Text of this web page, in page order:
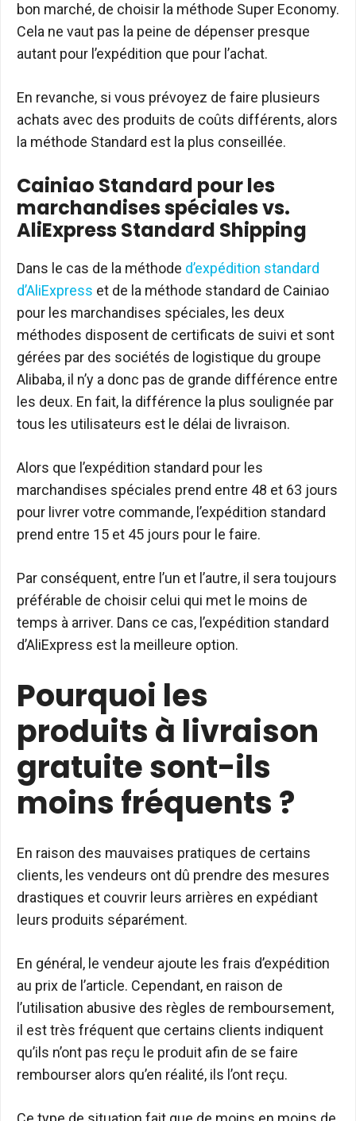
bon marché, de choisir la méthode Super Economy.
Cela ne vaut pas la peine de dépenser presque
autant pour l’expédition que pour l’achat.
En revanche, si vous prévoyez de faire plusieurs
achats avec des produits de coûts différents, alors
la méthode Standard est la plus conseillée.
Cainiao Standard pour les
marchandises spéciales vs.
AliExpress Standard Shipping
Dans le cas de la méthode d’expédition standard
d’AliExpress et de la méthode standard de Cainiao
pour les marchandises spéciales, les deux
méthodes disposent de certificats de suivi et sont
gérées par des sociétés de logistique du groupe
Alibaba, il n’y a donc pas de grande différence entre
les deux. En fait, la différence la plus soulignée par
tous les utilisateurs est le délai de livraison.
Alors que l’expédition standard pour les
marchandises spéciales prend entre 48 et 63 jours
pour livrer votre commande, l’expédition standard
prend entre 15 et 45 jours pour le faire.
Par conséquent, entre l’un et l’autre, il sera toujours
préférable de choisir celui qui met le moins de
temps à arriver. Dans ce cas, l’expédition standard
d’AliExpress est la meilleure option.
Pourquoi les
produits à livraison
gratuite sont-ils
moins fréquents ?
En raison des mauvaises pratiques de certains
clients, les vendeurs ont dû prendre des mesures
drastiques et couvrir leurs arrières en expédiant
leurs produits séparément.
En général, le vendeur ajoute les frais d’expédition
au prix de l’article. Cependant, en raison de
l’utilisation abusive des règles de remboursement,
il est très fréquent que certains clients indiquent
qu’ils n’ont pas reçu le produit afin de se faire
rembourser alors qu’en réalité, ils l’ont reçu.